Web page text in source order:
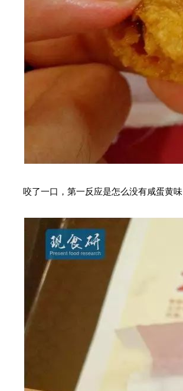
咬了一口，第一反应是怎么没有咸蛋黄味